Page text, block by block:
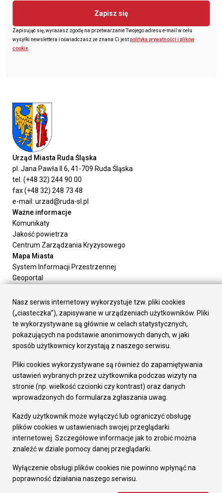
Zapisz się
Zapisując się, wyrażasz zgodę na przetwarzanie Twojego adresu e-mail w celu
wysyłki newslettera i oświadczasz że znana Ci jestpolityka prywatności i plików
cookie.
Urząd Miasta Ruda Śląska
pl. Jana Pawła II 6, 41-709 Ruda Śląska
tel. (+48 32) 244 90 00
fax (+48 32) 248 73 48
e-mail: urzad@ruda-sl.pl
Ważne informacje
Komunikaty
Jakość powietrza
Centrum Zarządzania Kryzysowego
Mapa Miasta
System Informacji Przestrzennej
Geoportal
Załatw sprawę
Prezydent Miasta
Rada Miasta
Wydziały
Elektroniczna Skrzynka Podawcza
Gospodarka
Fundusze europejskie
Środki krajowe
Oferty inwestycyjne
Pozostałe
Deklaracja dostępności
Dane osobowe
Dodaj opinię o witrynie
Nasz serwis internetowy wykorzystuje tzw. pliki cookies
(„ciasteczka”), zapisywane w urządzeniach użytkowników. Pliki
te wykorzystywane są głównie w celach statystycznych,
pokazujących na podstawie anonimowych danych, w jaki
sposób użytkownicy korzystają z naszego serwisu.
Pliki cookies wykorzystywane są również do zapamiętywania
ustawień wybranych przez użytkownika podczas wizyty na
stronie (np. wielkość czcionki czy kontrast) oraz danych
wprowadzonych do formularza zgłaszania uwag.
Każdy użytkownik może wyłączyć lub ograniczyć obsługę
plików cookies w ustawieniach swojej przeglądarki
internetowej. Szczegółowe informacje jak to zrobić można
znaleźć w dziale pomocy danej przeglądarki.
Wyłączenie obsługi plików cookies nie powinno wpłynąć na
poprawność działania naszego serwisu.